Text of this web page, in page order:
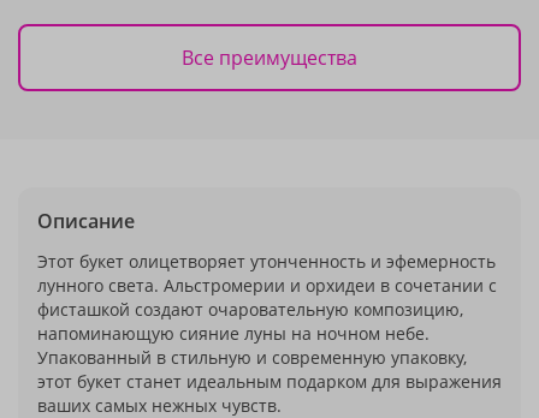
Все преимущества
Описание
Этот букет олицетворяет утонченность и эфемерность
лунного света. Альстромерии и орхидеи в сочетании с
фисташкой создают очаровательную композицию,
напоминающую сияние луны на ночном небе.
Упакованный в стильную и современную упаковку,
этот букет станет идеальным подарком для выражения
ваших самых нежных чувств.